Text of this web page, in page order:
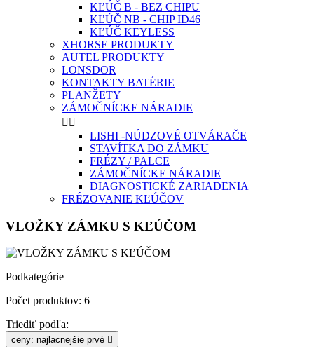
KĽÚČ B - BEZ CHIPU
KĽÚČ NB - CHIP ID46
KĽÚČ KEYLESS
XHORSE PRODUKTY
AUTEL PRODUKTY
LONSDOR
KONTAKTY BATÉRIE
PLANŽETY
ZÁMOČNÍCKE NÁRADIE
 
LISHI -NÚDZOVÉ OTVÁRAČE
STAVÍTKA DO ZÁMKU
FRÉZY / PALCE
ZÁMOČNÍCKE NÁRADIE
DIAGNOSTICKÉ ZARIADENIA
FRÉZOVANIE KĽÚČOV
VLOŽKY ZÁMKU S KĽÚČOM
Podkategórie
Počet produktov: 6
Triediť podľa:
ceny: najlacnejšie prvé 